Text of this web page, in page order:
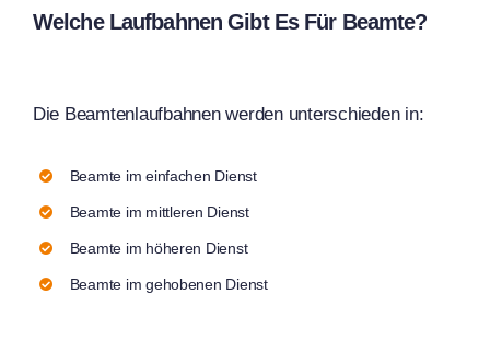
Welche Laufbahnen Gibt Es Für Beamte?
Die Beamtenlaufbahnen werden unterschieden in:
Beamte im einfachen Dienst
Beamte im mittleren Dienst
Beamte im höheren Dienst
Beamte im gehobenen Dienst